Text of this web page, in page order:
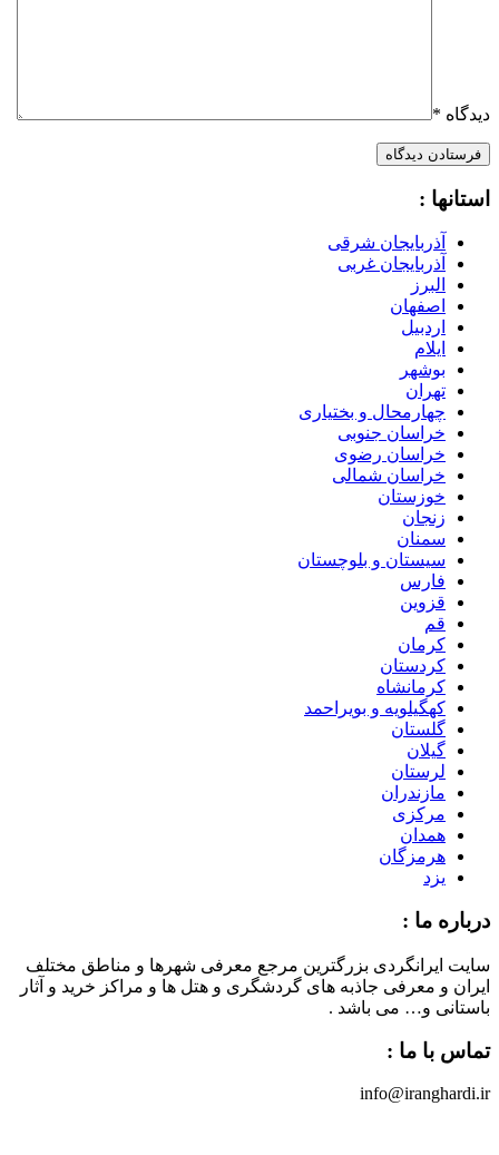
دیدگاه *
استانها :
آذربایجان شرقی
آذربایجان غربی
البرز
اصفهان
اردبیل
ایلام
بوشهر
تهران
چهارمحال و بختیاری
خراسان جنوبی
خراسان رضوی
خراسان شمالی
خوزستان
زنجان
سمنان
سیستان و بلوچستان
فارس
قزوین
قم
کرمان
کردستان
کرمانشاه
کهگیلویه و بویراحمد
گلستان
گیلان
لرستان
مازندران
مرکزی
همدان
هرمزگان
یزد
درباره ما :
سایت ایرانگردی بزرگترین مرجع معرفی شهرها و مناطق مختلف
ایران و معرفی جاذبه های گردشگری و هتل ها و مراکز خرید و آثار
باستانی و… می باشد .
تماس با ما :
info@iranghardi.ir